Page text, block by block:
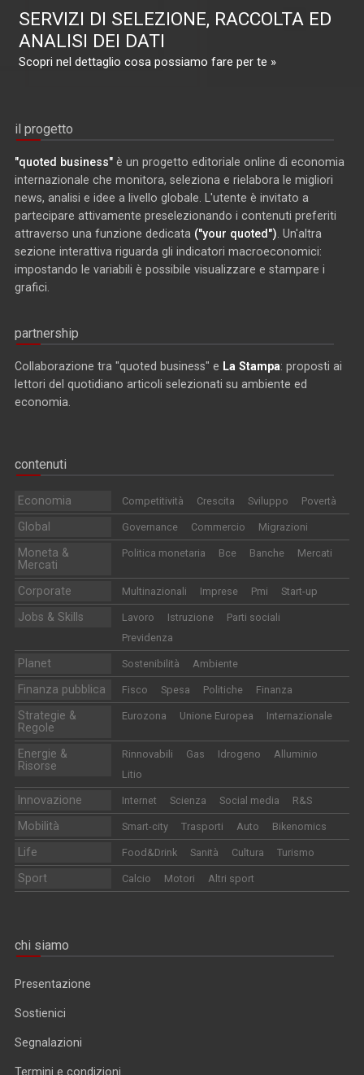
SERVIZI DI SELEZIONE, RACCOLTA ED
ANALISI DEI DATI
Scopri nel dettaglio cosa possiamo fare per te »
il progetto
"quoted business" è un progetto editoriale online di economia
internazionale che monitora, seleziona e rielabora le migliori
news, analisi e idee a livello globale. L'utente è invitato a
partecipare attivamente preselezionando i contenuti preferiti
attraverso una funzione dedicata ("your quoted") . Un'altra
sezione interattiva riguarda gli indicatori macroeconomici:
impostando le variabili è possibile visualizzare e stampare i
grafici.
partnership
Collaborazione tra "quoted business" e La Stampa: proposti ai
lettori del quotidiano articoli selezionati su ambiente ed
economia.
contenuti
Economia Competitività Crescita Sviluppo Povertà
Global Governance Commercio Migrazioni
Moneta &
Mercati
Politica monetaria Bce Banche Mercati
Corporate Multinazionali Imprese Pmi Start-up
Jobs & Skills Lavoro Istruzione
Parti sociali
Previdenza
Planet Sostenibilità Ambiente
Finanza pubblica Fisco Spesa Politiche Finanza
Strategie &
Regole
Eurozona Unione Europea Internazionale
Energie &
Risorse
Rinnovabili Gas Idrogeno
Alluminio
Litio
Innovazione Internet Scienza Social media R&S
Mobilità Smart-city Trasporti Auto Bikenomics
Life Food&Drink Sanità Cultura Turismo
Sport Calcio Motori Altri sport
chi siamo
Presentazione
Sostienici
Segnalazioni
Termini e condizioni